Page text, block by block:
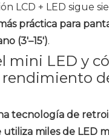
LCD + LED sigue
práctica para
(3'–15').
mini LED y
rendimiento
tecnología de
miles de LED